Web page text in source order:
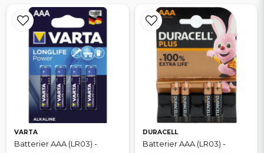
VARTA
Batterier AAA (LR03) -
DURACELL
Batterier AAA (LR03) -